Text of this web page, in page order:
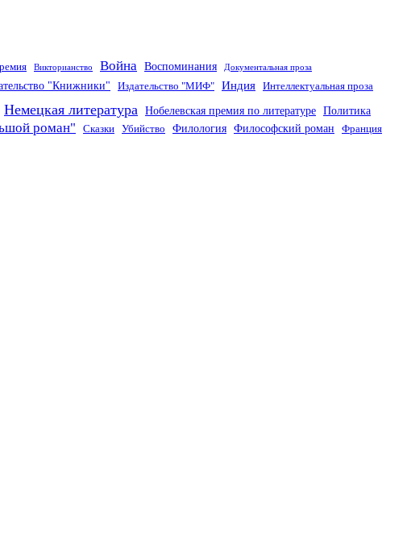
Викторианство Война Воспоминания Документальная проза
"Книжники" Издательство "МИФ" Индия Интеллектуальная проза
Немецкая литература Нобелевская премия по литературе Политика
роман" Сказки Убийство Филология Философский роман Франция